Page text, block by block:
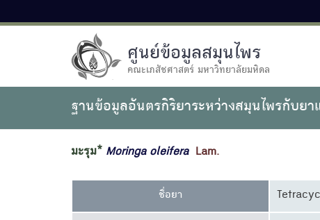
ศูนย์ข้อมูลสมุนไพร
คณะเภสัชศาสตร์ มหาวิทยาลัยมหิดล
ฐานข้อมูลอันตรกิริยาระหว่างสมุนไพรกับย
มะรุม* Moringa oleiferaLam.
ชื่อยา